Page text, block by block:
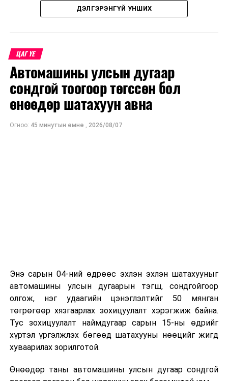
ДЭЛГЭРЭНГҮЙ УНШИХ
ЦАГ ҮЕ
Автомашины улсын дугаар
сондгой тоогоор төгссөн бол
өнөөдөр шатахуун авна
Огноо: 45 минутын өмнө , 2026/08/07
Энэ сарын 04-ний өдрөөс эхлэн эхлэн шатахууныг
автомашины улсын дугаарын тэгш, сондгойгоор
олгож, нэг удаагийн цэнэглэлтийг 50 мянган
төгрөгөөр хязгаарлах зохицуулалт хэрэгжиж байна.
Тус зохицуулалт наймдугаар сарын 15-ны өдрийг
хүртэл үргэлжлэх бөгөөд шатахууны нөөцийг жигд
хуваарилах зорилготой.
Өнөөдөр таны автомашины улсын дугаар сондгой